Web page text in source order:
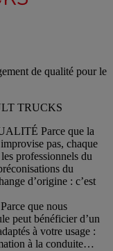
de qualité pour le
TRUCKS
Parce que la
pas, chaque
professionnels du
du
d’origine : c’est
que nous
peut bénéficier d’un
à votre usage :
à la conduite…